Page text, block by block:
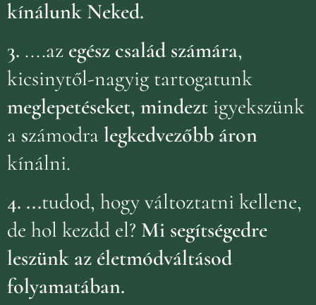
kínálunk Neked.
3. ....az egész család számára,
kicsinytől-nagyig tartogatunk
meglepetéseket, mindezt igyekszünk
a számodralegkedvezőbb áron
kínálni.
4. ...tudod, hogy változtatni kellene,
de hol kezdd el? Mi segítségedre
leszünk az életmódváltásod
folyamatában.